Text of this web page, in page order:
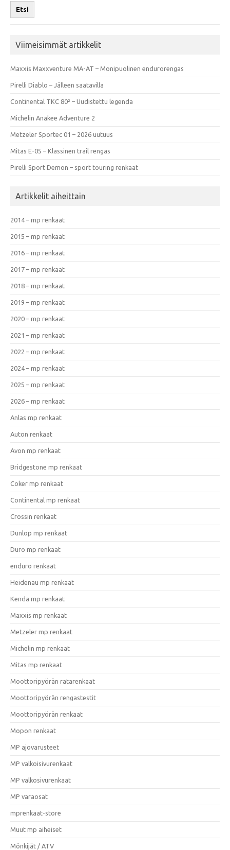
Etsi
Viimeisimmät artikkelit
Maxxis Maxxventure MA-AT – Monipuolinen endurorengas
Pirelli Diablo – Jälleen saatavilla
Continental TKC 80² – Uudistettu legenda
Michelin Anakee Adventure 2
Metzeler Sportec 01 – 2026 uutuus
Mitas E-05 – Klassinen trail rengas
Pirelli Sport Demon – sport touring renkaat
Artikkelit aiheittain
2014 – mp renkaat
2015 – mp renkaat
2016 – mp renkaat
2017 – mp renkaat
2018 – mp renkaat
2019 – mp renkaat
2020 – mp renkaat
2021 – mp renkaat
2022 – mp renkaat
2024 – mp renkaat
2025 – mp renkaat
2026 – mp renkaat
Anlas mp renkaat
Auton renkaat
Avon mp renkaat
Bridgestone mp renkaat
Coker mp renkaat
Continental mp renkaat
Crossin renkaat
Dunlop mp renkaat
Duro mp renkaat
enduro renkaat
Heidenau mp renkaat
Kenda mp renkaat
Maxxis mp renkaat
Metzeler mp renkaat
Michelin mp renkaat
Mitas mp renkaat
Moottoripyörän ratarenkaat
Moottoripyörän rengastestit
Moottoripyörän renkaat
Mopon renkaat
MP ajovarusteet
MP valkoisivurenkaat
MP valkosivurenkaat
MP varaosat
mprenkaat-store
Muut mp aiheiset
Mönkijät / ATV